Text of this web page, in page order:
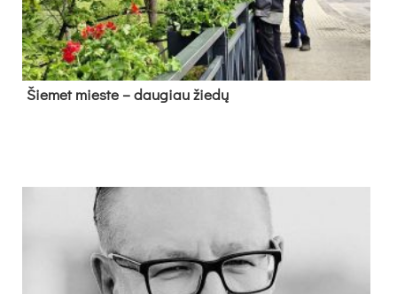
Šie­met mies­te – dau­giau žie­dų